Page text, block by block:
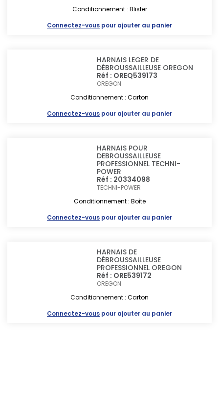
Conditionnement : Blister
Connectez-vous pour ajouter au panier
HARNAIS LEGER DE
DÉBROUSSAILLEUSE OREGON
Réf : OREQ539173
OREGON
Conditionnement : Carton
Connectez-vous pour ajouter au panier
HARNAIS POUR
DEBROUSSAILLEUSE
PROFESSIONNEL TECHNI-
POWER
Réf : 20334098
TECHNI-POWER
Conditionnement : Boîte
Connectez-vous pour ajouter au panier
HARNAIS DE
DÉBROUSSAILLEUSE
PROFESSIONNEL OREGON
Réf : ORE539172
OREGON
Conditionnement : Carton
Connectez-vous pour ajouter au panier